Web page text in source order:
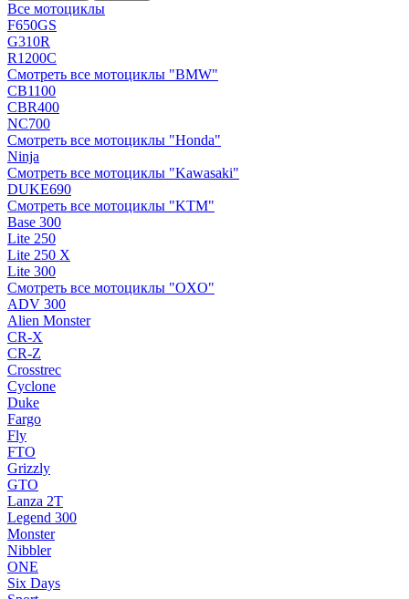
Все мотоциклы
F650GS
G310R
R1200C
Смотреть все мотоциклы "BMW"
CB1100
CBR400
NC700
Смотреть все мотоциклы "Honda"
Ninja
Смотреть все мотоциклы "Kawasaki"
DUKE690
Смотреть все мотоциклы "KTM"
Base 300
Lite 250
Lite 250 X
Lite 300
Смотреть все мотоциклы "OXO"
ADV 300
Alien Monster
CR-X
CR-Z
Crosstrec
Cyclone
Duke
Fargo
Fly
FTO
Grizzly
GTO
Lanza 2T
Legend 300
Monster
Nibbler
ONE
Six Days